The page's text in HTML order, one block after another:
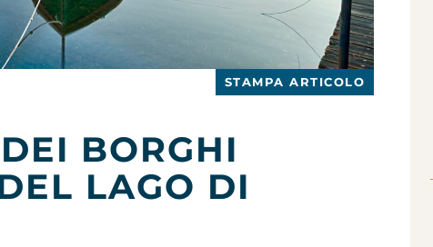
STAMPA ARTICOLO
BORGHI
LAGO DI